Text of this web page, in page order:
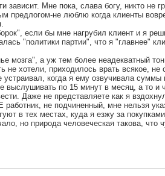
Мне пока, слава богу, никто не
предлогом-не люблю когда клиенты
если бы мне нагрубил клиент и я
"политики партии", что я "главнее"
мозга", а уж тем более неадекватный
не хотели, приходилось врать всякое,
когда я ему озвучивала суммы
выслушивать по 15 минут в месяц, а то
Даже не представляете как я
не подчиненный, мне нельзя
в тех местах, куда я езжу за
но природа человеческая такова,